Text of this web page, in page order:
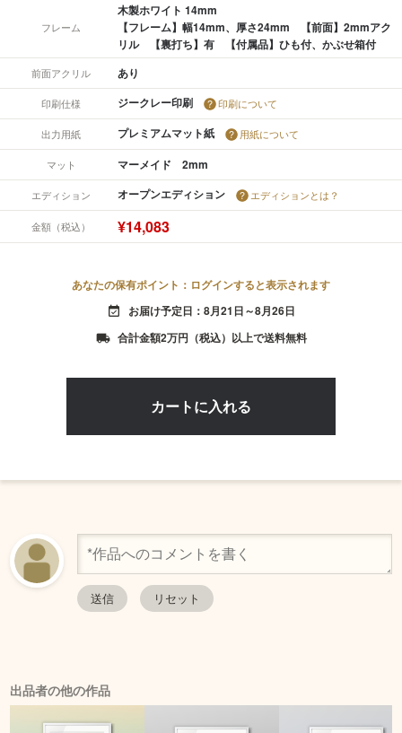
フレーム
木製ホワイト 14mm
【フレーム】幅14mm、厚さ24mm 【前面】2mmアク
リル 【裏打ち】有 【付属品】ひも付、かぶせ箱付
前面アクリル あり
印刷仕様 ジークレー印刷 印刷について
出力用紙 プレミアムマット紙 用紙について
マット マーメイド 2mm
エディション オープンエディション エディションとは？
金額（税込） ¥14,083
あなたの保有ポイント：ログインすると表示されます
event_available お届け予定日：8月21日～8月26日
local_shipping 合計金額2万円（税込）以上で送料無料
出品者の他の作品